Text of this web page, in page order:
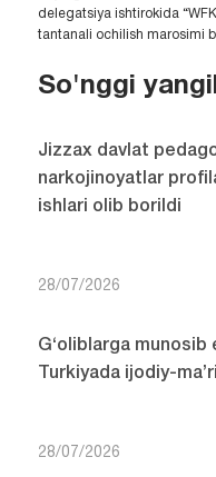
delegatsiya ishtirokida
tantanali ochilish marosimi
So'nggi
Jizzax davlat
narkojinoyatlar
ishlari olib borildi
28/07/2026
G‘oliblarga munosib
Turkiyada ijodiy-
28/07/2026